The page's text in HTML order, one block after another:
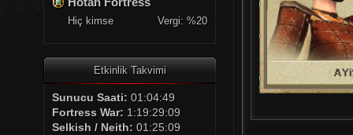
Hiç kimse Vergi: %20
Etkinlik Takvimi
Sunucu Saati: 01:04:50
Fortress War: 1:19:29:09
Selkish / Neith: 01:25:09